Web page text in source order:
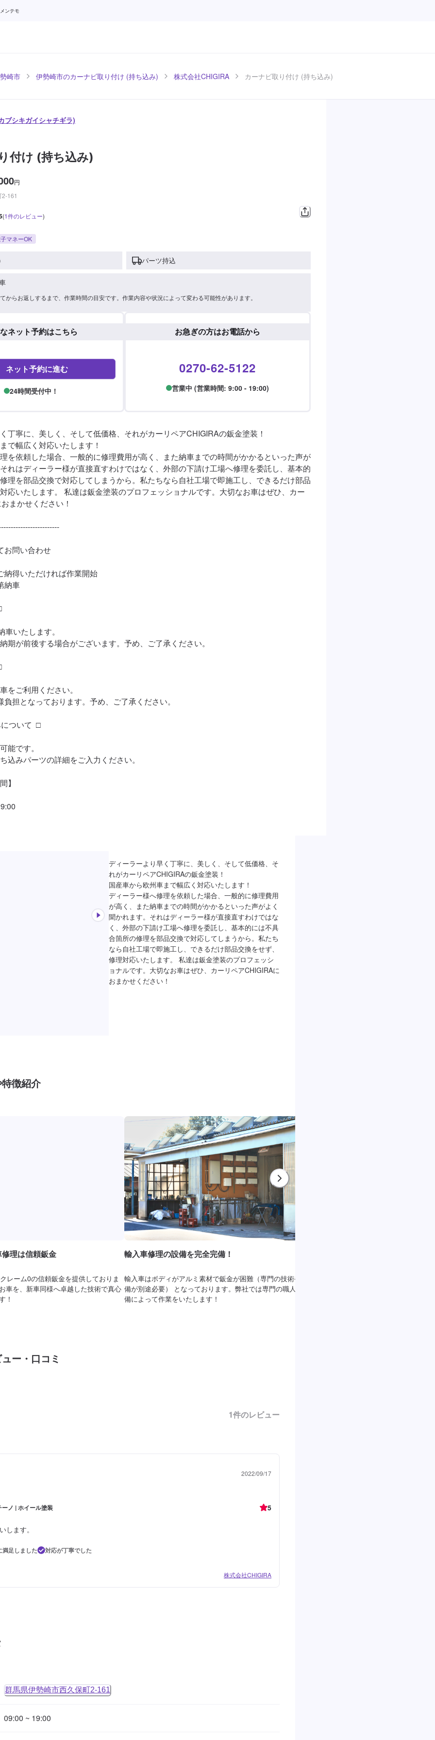
ンテモ
崎市 伊勢崎市のカーナビ取り付け (持ち込み) 株式会社CHIGIRA カーナビ取り付け (持ち込み)
ブシキガイシャチギラ)
付け (持ち込み)
円
161
(1件のレビュー)
マネーOK
パーツ持込
からお返しするまで、作業時間の目安です。作業内容や状況によって変わる可能性があります。
ネット予約はこちら
ネット予約に進む
24時間受付中！
お急ぎの方はお電話から
0270-62-5122
営業中 (営業時間: 9:00 - 19:00)
丁寧に、美しく、そして低価格、それがカーリペアCHIGIRAの鈑金塗装！
で幅広く対応いたします！
を依頼した場合、一般的に修理費用が高く、また納車までの時間がかかるといった声が
れはディーラー様が直接直すわけではなく、外部の下請け工場へ修理を委託し、基本的
理を部品交換で対応してしまうから。私たちなら自社工場で即施工し、できるだけ部品
応いたします。 私達は鈑金塗装のプロフェッショナルです。大切なお車はぜひ、カー
まかせください！
お問い合わせ
納得いただければ作業開始
納車
いたします。
期が前後する場合がございます。予め、ご了承ください。
をご利用ください。
担となっております。予め、ご了承ください。
ついて  □
能です。
込みパーツの詳細をご入力ください。
】
ディーラーより早く丁寧に、美しく、そして低価格、そ
れがカーリペアCHIGIRAの鈑金塗装！
国産車から欧州車まで幅広く対応いたします！
ディーラー様へ修理を依頼した場合、一般的に修理費用
が高く、また納車までの時間がかかるといった声がよく
聞かれます。それはディーラー様が直接直すわけではな
く、外部の下請け工場へ修理を委託し、基本的には不具
合箇所の修理を部品交換で対応してしまうから。私たち
なら自社工場で即施工し、できるだけ部品交換をせず、
修理対応いたします。 私達は鈑金塗装のプロフェッシ
ョナルです。大切なお車はぜひ、カーリペアCHIGIRAに
おまかせください！
徴紹介
理は信頼鈑金
レーム0の信頼鈑金を提供しておりま
車を、新車同様へ卓越した技術で真心
！
輸入車修理の設備を完全完備！
輸入車はボディがアルミ素材で鈑金が困難（専門の技術や設
備が別途必要） となっております。弊社では専門の職人や設
備によって作業をいたします！
ー・口コミ
1件のレビュー
2022/09/17
ノ | ホイール塗装 5
します。
満足しました 対応が丁寧でした
株式会社CHIGIRA
群馬県伊勢崎市西久保町2-161
09:00 ~ 19:00